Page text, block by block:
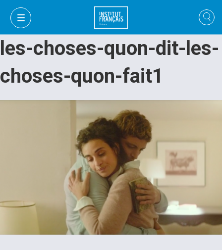
FR
VI
les-choses-quon-dit-les-
choses-quon-fait1